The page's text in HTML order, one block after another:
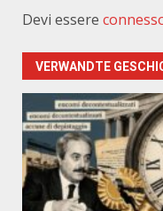
Devi essere
VERWANDTE